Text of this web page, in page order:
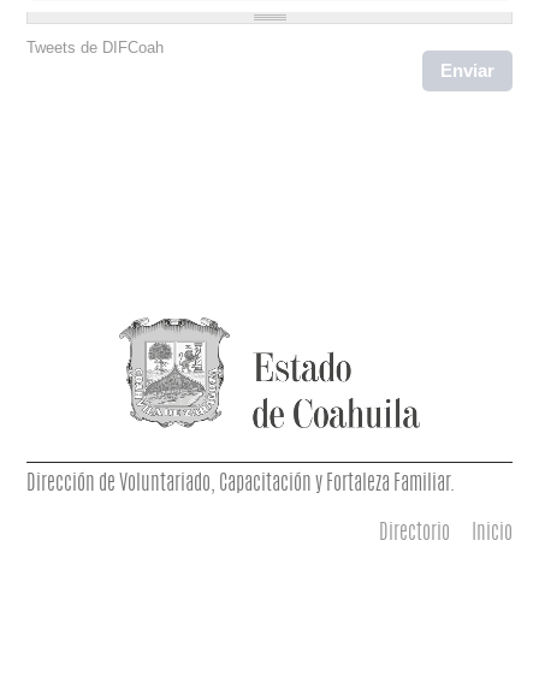
Tweets de DIFCoah
Dirección de Voluntariado, Capacitación y Fortaleza Familiar.
Directorio Inicio